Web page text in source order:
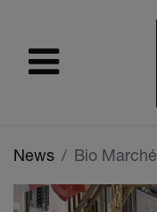
News Bio Marché